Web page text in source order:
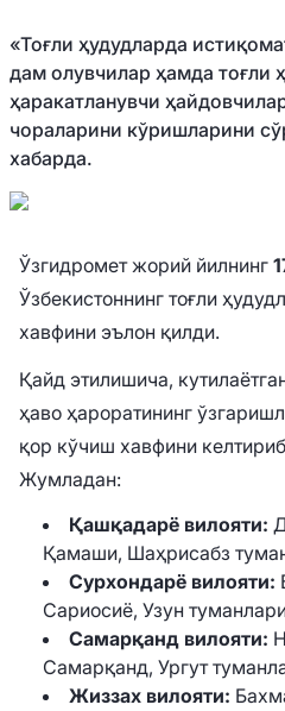
«Тоғли ҳудудларда
дам олувчилар ҳамда тоғли
ҳаракатланувчи
чораларини кўришларини
хабарда.
Ўзгидромет жорий йилнинг
Ўзбекистоннинг тоғли
хавфини эълон қилди.
Қайд этилишича,
ҳаво ҳароратининг
қор кўчиш хавфини
Жумладан:
Қашқадарё вилояти:
Қамаши, Шаҳрисабз
Сурхондарё вилояти:
Сариосиё, Узун
Самарқанд вилояти:
Самарқанд, Ургут
Жиззах вилояти: